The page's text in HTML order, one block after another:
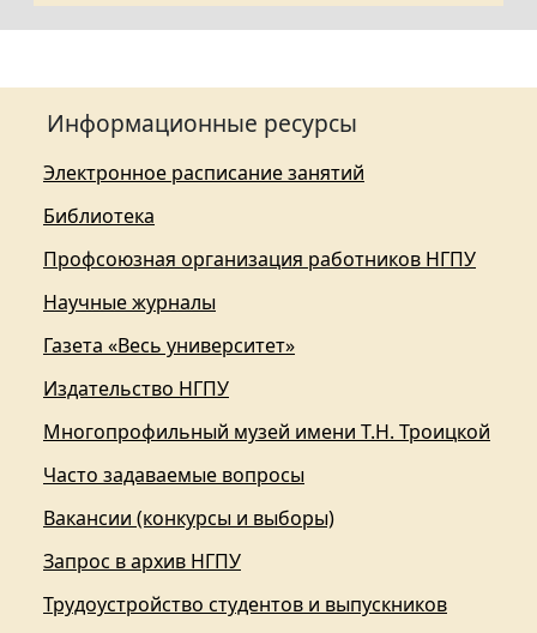
Информационные ресурсы
Электронное расписание занятий
Библиотека
Профсоюзная организация работников НГПУ
Научные журналы
Газета «Весь университет»
Издательство НГПУ
Многопрофильный музей имени Т.Н. Троицкой
Часто задаваемые вопросы
Вакансии (конкурсы и выборы)
Запрос в архив НГПУ
Трудоустройство студентов и выпускников